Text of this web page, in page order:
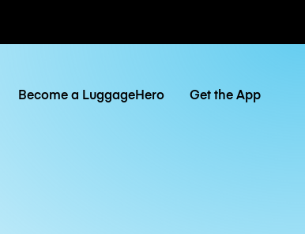
Become a LuggageHero Get the App